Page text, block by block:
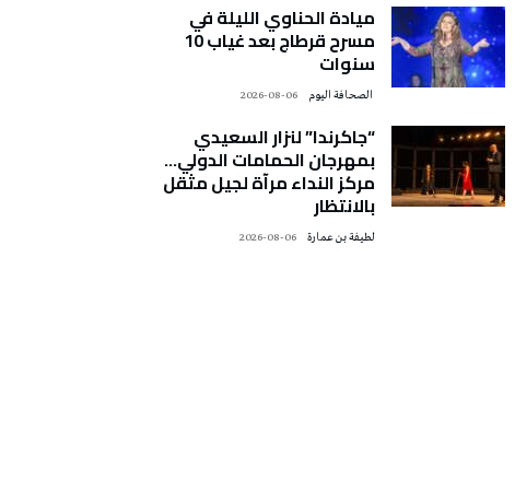
ميادة الحناوي الليلة في
مسرح قرطاج بعد غياب 10
سنوات
2026-08-06
“جاكرندا” لنزار السعيدي
بمهرجان الحمامات الدولي…
مركز النداء مرآة لجيل مثقل
بالانتظار
لطيفة بن عمارة 2026-08-06